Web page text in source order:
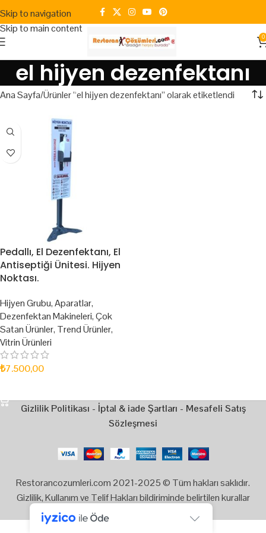
Skip to navigation
Skip to main content
0
el hijyen dezenfektanı
Ana Sayfa Ürünler “el hijyen dezenfektanı” olarak etiketlendi
Pedallı, El Dezenfektanı, El
Antiseptiği Ünitesi. Hijyen
Noktası.
Hijyen Grubu,Aparatlar,
Dezenfektan Makineleri,Çok
Satan Ürünler, Trend Ürünler,
Vitrin Ürünleri
₺7.500,00
Gizlilik Politikası - İptal & iade Şartları - Mesafeli Satış
Sözleşmesi
Restorancozumleri.com 2021-2025 © Tüm hakları saklıdır.
Gizlilik, Kullanım ve Telif Hakları bildiriminde belirtilen kurallar
çerçevesinde hizmet sunulmaktadır.